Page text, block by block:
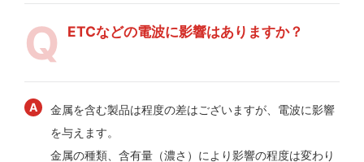
ETCなどの電波に影響はありますか？
金属を含む製品は程度の差はございますが、電波に影響
を与えます。
金属の種類、含有量（濃さ）により影響の程度は変わり